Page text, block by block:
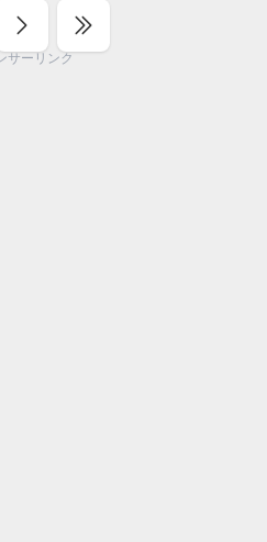
サーリンク